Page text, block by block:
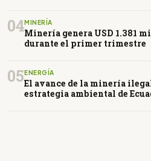
04MINERÍA
Minería genera USD 1.381
durante el primer trimestre
05 ENERGÍA
El avance de la minería
estrategia ambiental de